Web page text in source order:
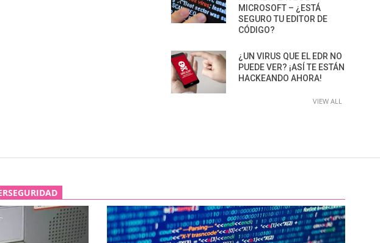
MICROSOFT – ¿ESTÁ
SEGURO TU EDITOR DE
CÓDIGO?
¿UN VIRUS QUE EL EDR NO
PUEDE VER? ¡ASÍ TE ESTÁN
HACKEANDO AHORA!
VIEW ALL